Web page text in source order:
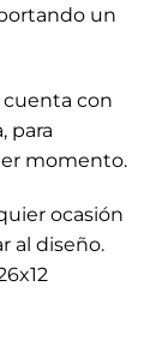
un
cuenta con
para
momento.
ocasión
al diseño.